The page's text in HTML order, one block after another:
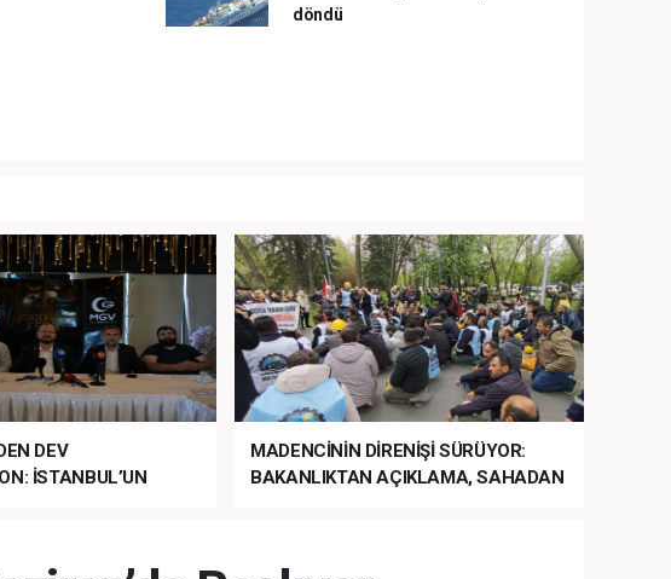
döndü
DEV
İSTANBUL’UN
MADENCİNİN DİRENİŞİ SÜRÜYOR:
BAKANLIKTAN AÇIKLAMA, SAHADAN